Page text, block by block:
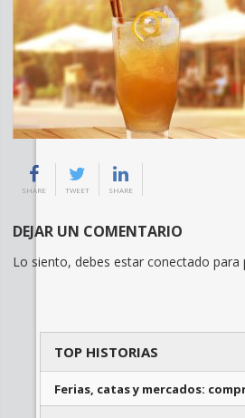
SHARE TWEET SHARE
DEJAR UN COMENTARIO
Lo siento, debes estar conectado para
TOP HISTORIAS
Ferias, catas y mercados: